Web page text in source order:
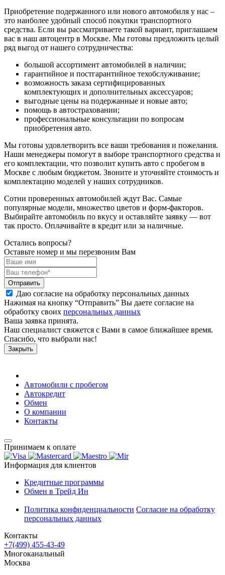
Приобретение подержанного или нового автомобиля у нас –
это наиболее удобный способ покупки транспортного
средства. Если вы рассматриваете такой вариант, приглашаем
вас в наш автоцентр в Москве. Мы готовы предложить целый
ряд выгод от нашего сотрудничества:
большой ассортимент автомобилей в наличии;
гарантийное и постгарантийное техобслуживание;
возможность заказа сертифицированных
комплектующих и дополнительных аксессуаров;
выгодные цены на подержанные и новые авто;
помощь в автостраховании;
профессиональные консультации по вопросам
приобретения авто.
Мы готовы удовлетворить все ваши требования и пожелания.
Наши менеджеры помогут в выборе транспортного средства и
его комплектации, что позволит купить авто с пробегом в
Москве с любым бюджетом. Звоните и уточняйте стоимость и
комплектацию моделей у наших сотрудников.
Сотни проверенных автомобилей ждут Вас. Самые
популярные модели, множество цветов и форм-факторов.
Выбирайте автомобиль по вкусу и оставляйте заявку — вот
так просто. Оплачивайте в кредит или за наличные.
Остались вопросы?
Оставьте номер и мы перезвоним Вам
Отправить
Даю согласие на обработку персональных данных
Нажимая на кнопку “Отправить” Вы даете согласие на
обработку своих персональных данных
Ваша заявка принята.
Наш специалист свяжется с Вами в самое ближайшее время.
Спасибо, что выбрали нас!
Закрыть
Автомобили с пробегом
Автокредит
Обмен
О компании
Контакты
Принимаем к оплате
Информация для клиентов
Кредитные программы
Обмен в Трейд Ин
Политика конфиденциальности Согласие на обработку
персональных данных
Контакты
+7(499) 455-43-49
Многоканальный
Москва